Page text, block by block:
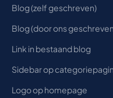
Blog (zelf geschreven)
Blog (door ons
Link in bestaand blog
Sidebar op
Logo op homepage